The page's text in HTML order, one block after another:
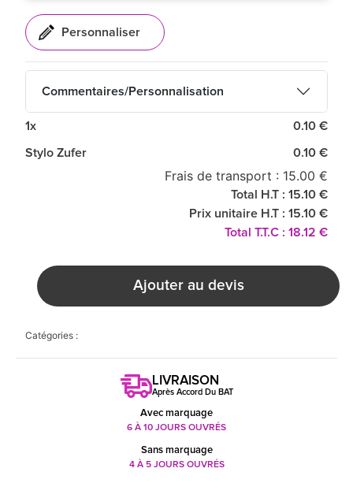
Commentaires/Personnalisation
1x 0.10 €
Stylo Zufer 0.10 €
Frais de transport : 15.00 €
Total H.T : 15.10 €
Prix unitaire H.T : 15.10 €
Total T.T.C : 18.12 €
Ajouter au devis
Catégories :
LIVRAISON
Après Accord Du BAT
Avec marquage
6 À 10 JOURS OUVRÉS
Sans marquage
4 À 5 JOURS OUVRÉS